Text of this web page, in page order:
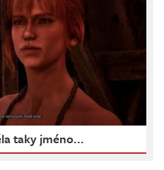
taky jméno...